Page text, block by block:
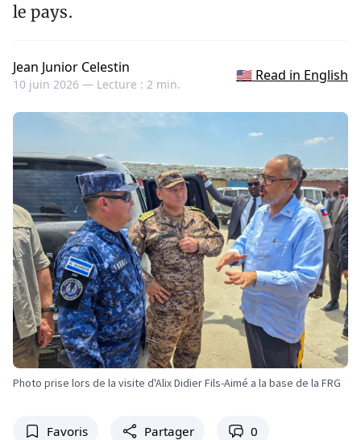
le pays.
Jean Junior Celestin
10 juin 2026 — Lecture : 2 min.
🇺🇸 Read in English
Photo prise lors de la visite d'Alix Didier Fils-Aimé a la base de la FRG
Favoris Partager 0